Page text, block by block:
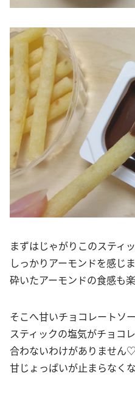
まずはじゃがりこのスティ
しっかりアーモンドを感じ
砕いたアーモンドの食感も
そこへ甘いチョコレートソ
スティックの塩気がチョコ
合わないわけがありませ
甘じょっぱいが止まらなく